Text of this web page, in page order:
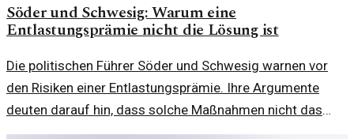
Söder und Schwesig: Warum eine
Entlastungsprämie nicht die Lösung ist
Die politischen Führer Söder und Schwesig warnen vor
den Risiken einer Entlastungsprämie. Ihre Argumente
deuten darauf hin, dass solche Maßnahmen nicht das
gewünschte Ziel erreichen können.